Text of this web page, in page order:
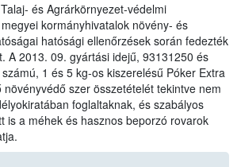
és Agrárkörnyezet-védelmi
kormányhivatalok növény- és
hatósági ellenőrzések során fedezték
A 2013. 09. gyártási idejű, 93131250 és
1 és 5 kg-os kiszerelésű Póker Extra
szer összetételét tekintve nem
foglaltaknak, és szabályos
is a méhek és hasznos beporzó rovarok